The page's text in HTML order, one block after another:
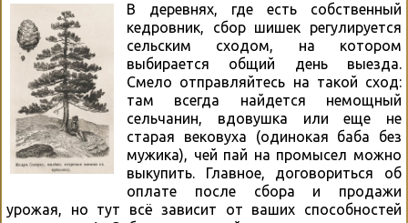
В деревнях, где есть собственный
кедровник, сбор шишек регулируется
сельским сходом, на котором
выбирается общий день выезда.
Смело отправляйтесь на такой сход:
там всегда найдется немощный
сельчанин, вдовушка или еще не
старая вековуха (одинокая баба без
мужика), чей пай на промысел можно
выкупить. Главное, договориться об
оплате после сбора и продажи
урожая, но тут всё зависит от ваших способностей